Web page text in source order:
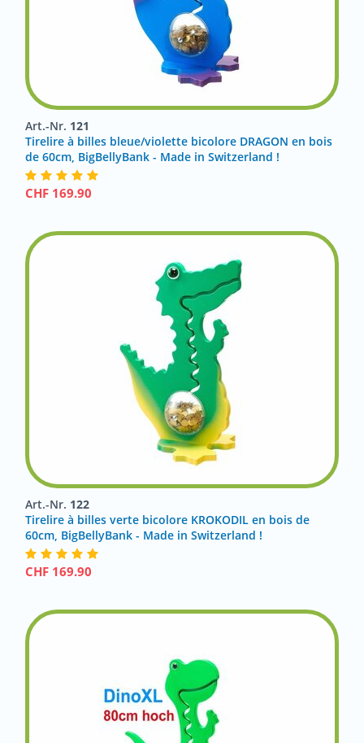
Art.-Nr. 121
Tirelire à billes bleue/violette bicolore DRAGON en bois
de 60cm, BigBellyBank - Made in Switzerland !
CHF 169.90
Art.-Nr. 122
Tirelire à billes verte bicolore KROKODIL en bois de
60cm, BigBellyBank - Made in Switzerland !
CHF 169.90